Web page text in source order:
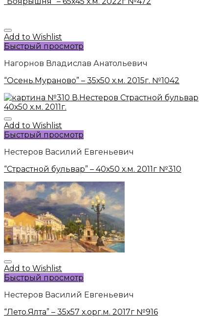
Add to Wishlist
Быстрый просмотр
Нагорнов Владислав Анатольевич
“Осень.Мураново” – 35х50 х.м. 2015г. №1042
Add to Wishlist
Быстрый просмотр
Нестеров Василий Евгеньевич
“Страстной бульвар” – 40х50 х.м. 2011г №310
Add to Wishlist
Быстрый просмотр
Нестеров Василий Евгеньевич
“Лето.Ялта” – 35х57 х.орг.м. 2017г №916